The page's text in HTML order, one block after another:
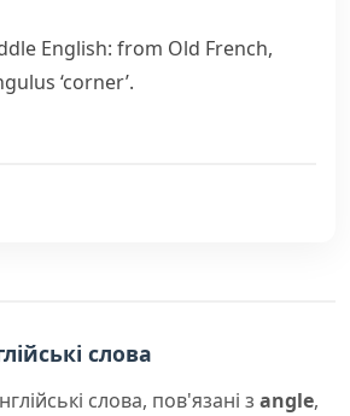
English: from Old French,
‘corner’.
слова
слова, пов'язані з angle,